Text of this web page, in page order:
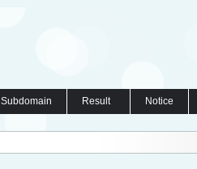
Subdomain Result Notice